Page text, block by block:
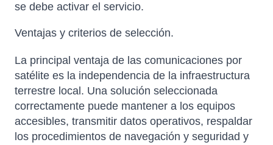
se debe activar el servicio.
Ventajas y criterios de selección.
La principal ventaja de las comunicaciones por
satélite es la independencia de la infraestructura
terrestre local. Una solución seleccionada
correctamente puede mantener a los equipos
accesibles, transmitir datos operativos, respaldar
los procedimientos de navegación y seguridad y